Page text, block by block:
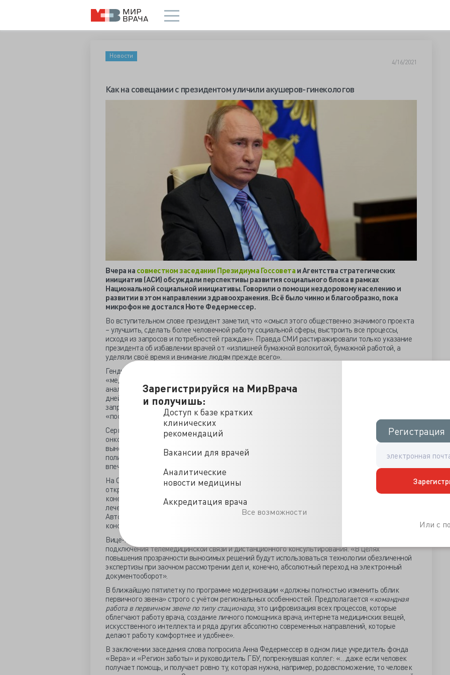
Зарегистрируйся на МирВрача
и получишь:
Доступ к базе кратких
клинических
рекомендаций
Вакансии для врачей
Аналитические
новости медицины
Аккредитация врача
Все возможности
Регистрация
Регистрация
Или с
Новости
4/16/2021
Как на совещании с президентом уличили акушеров-гинекологов
Вчера на совместном заседании Президиума Госсовета и Агентства стратегических
инициатив (АСИ) обсуждали перспективы развития социального блока в рамках
Национальной социальной инициативы. Говорили о помощи нездоровому населению и
развитии в этом направлении здравоохранения. Всё было чинно и благообразно, пока
микрофон не достался Нюте Федермессер.
Во вступительном слове президент заметил, что «смысл этого общественно значимого проекта
– улучшить, сделать более человечной работу социальной сферы, выстроить все процессы,
исходя из запросов и потребностей граждан». Правда СМИ растиражировали только указание
президента об избавлении врачей от «излишней бумажной волокитой, бумажной работой, а
уделяли своё время и внимание людям прежде всего».
Гендиректор АСИ Светлана Чупшева сослалась на опрос ВЦИОМ, что 60% не удовлетворены
«медицинскими услугами» преимущественно из-за процесса сбора документов, справок,
анализов, приведя пример: «для плановой госпитализации сбор анализов может занимать до 30
дней». Предложилаунифицировать пакет документов для госпитализации
запроса лишних справок, объединив их в один электронный документ, запрашиваемый
«посредством электронного межведомственного взаимодействия».
Сергей Собянин рассказал о сопровождении «персональными помощниками» московских
онкопациентов с момента верификации и до реабилитации. Аналогичная система будет
вынедрена для больных ССЗ. Полностью перестроят и модернизируют по проекту «Моя
поликлиника» 400 зданий городских АПУ. Кстати, осмотр флагманской поликлиники весьма
впечатлил губернатора Сахалина Валерия Лимаренко.
На Сахалине удовлетворённость здравоохранением удалось повысить с 30% до 80% за счёт
открытия КДЦ для пациентов «65 плюс» с однодневным обследованием, «которое людям,
конечно, нравится, но и следим за тем, чтобы по приезде домой их принял врач и продолжил это
лечение». В планах региона - раз в год обследование за один день в КДЦ 100% пожилых.
Автоматизированные рабочие места и телемедицинские консультации сократили ожидание
консультации кардиолога с 30 дней до 10, правда, пока только в эксперименте.
Вице-премьер Татьяна Голикова озаботилась упрощением обжалования решений МСЭ за счёт
подключения телемедицинской связи и дистанционного консультирования. «В целях
повышения прозрачности выносимых решений будут использоваться технологии обезличенной
экспертизы при заочном рассмотрении дел и, конечно, абсолютный переход на электронный
документооборот».
В ближайшую пятилетку по программе модернизации «должны полностью изменить облик
первичного звена» строго с учётом региональных особенностей. Предполагается «командная
работа в первичном звене по типу стационара, это цифровизация всех процессов, которые
облегчают работу врача, создание личного помощника врача, интернета медицинских вещей,
искусственного интеллекта и ряда других абсолютно современных направлений, которые
делают работу комфортнее и удобнее».
В заключении заседания слова попросила Анна Федермессер в одном лице учредитель фонда
«Вера» и «Регион заботы» и руководитель ГБУ, попрекнувшая коллег: «…даже если человек
получает помощь, и получает ровно ту, которая нужна, например, родовспоможение, то человек